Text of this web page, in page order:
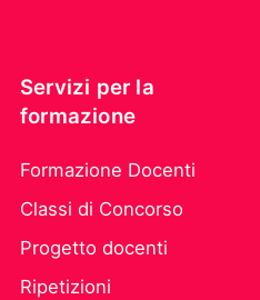
Servizi per la
formazione
Formazione Docenti
Classi di Concorso
Progetto docenti
Ripetizioni